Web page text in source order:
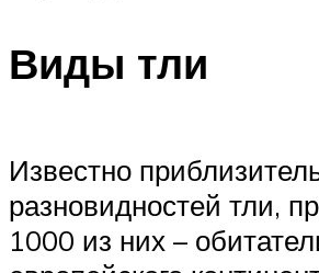
Виды тли
Известно
разновидностей тли,
1000 из них –